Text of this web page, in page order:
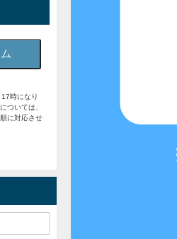
時になり
ついては、
に対応させ